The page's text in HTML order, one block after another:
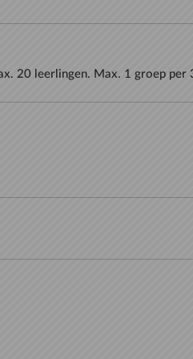
20 leerlingen. Max. 1 groep per